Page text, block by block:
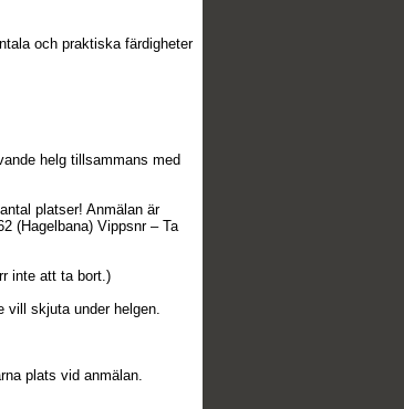
och praktiska färdigheter
helg tillsammans med
platser! Anmälan är
(Hagelbana) Vippsnr – Ta
inte att ta bort.)
vill skjuta under helgen.
plats vid anmälan.